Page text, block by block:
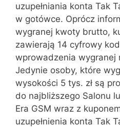
uzupełniania konta Tak
w gotówce. Oprócz
wygranej kwoty brutto,
zawierają 14 cyfrowy
wprowadzenia wygranej
Jedynie osoby, które
wysokości 5 tys. zł są
do najbliższego Salonu
Era GSM wraz z
uzupełnienia konta Tak